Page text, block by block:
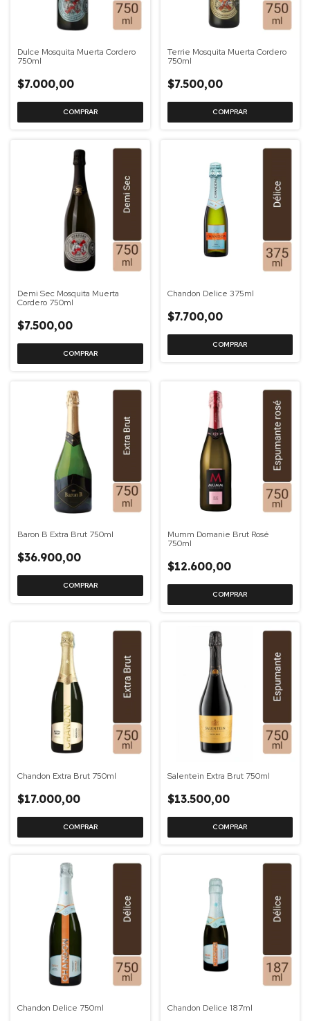
Dulce Mosquita Muerta Cordero
750ml
$7.000,00
Terrie Mosquita Muerta Cordero
750ml
$7.500,00
Demi Sec Mosquita Muerta
Cordero 750ml
$7.500,00
Chandon Delice 375ml
$7.700,00
Baron B Extra Brut 750ml
$36.900,00
Mumm Domanie Brut Rosé
750ml
$12.600,00
Chandon Extra Brut 750ml
$17.000,00
Salentein Extra Brut 750ml
$13.500,00
Chandon Delice 750ml Chandon Delice 187ml